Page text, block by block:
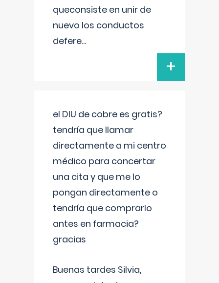
queconsiste en unir de
nuevo los conductos
defere...
+
el DIU de cobre es gratis?
tendría que llamar
directamente a mi centro
médico para concertar
una cita y que me lo
pongan directamente o
tendría que comprarlo
antes en farmacia?
gracias
Buenas tardes Silvia,